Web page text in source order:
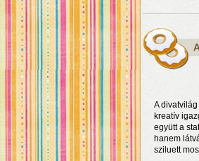
A
kreatív
együtt a
hanem
sziluett